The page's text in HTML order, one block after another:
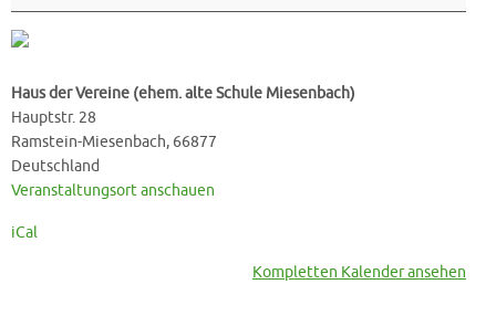
Haus der Vereine (ehem. alte Schule Miesenbach)
Hauptstr. 28
Ramstein-Miesenbach, 66877
Deutschland
Veranstaltungsort anschauen
iCal
Kompletten Kalender ansehen